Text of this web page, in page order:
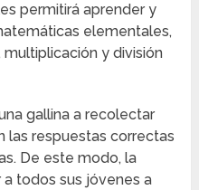
permitirá aprender y
elementales,
y división
gallina a recolectar
las respuestas correctas
De este modo, la
a todos sus jóvenes a